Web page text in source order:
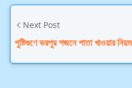
Next Post
পুষ্টিগুণে ভরপুর শজনে পাতা খাওয়ার নিয়ম